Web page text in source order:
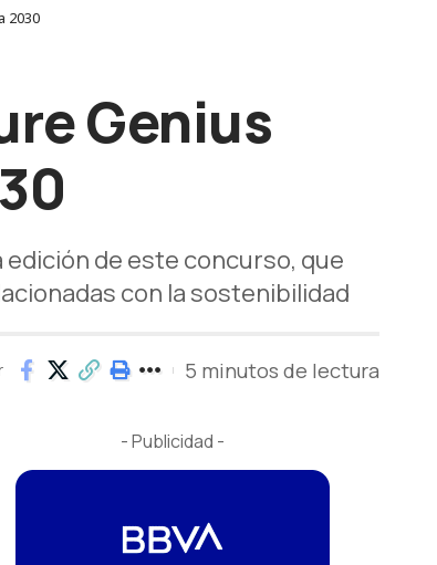
2030
Genius
de este concurso, que
con la sostenibilidad
5 minutos de lectura
- Publicidad -